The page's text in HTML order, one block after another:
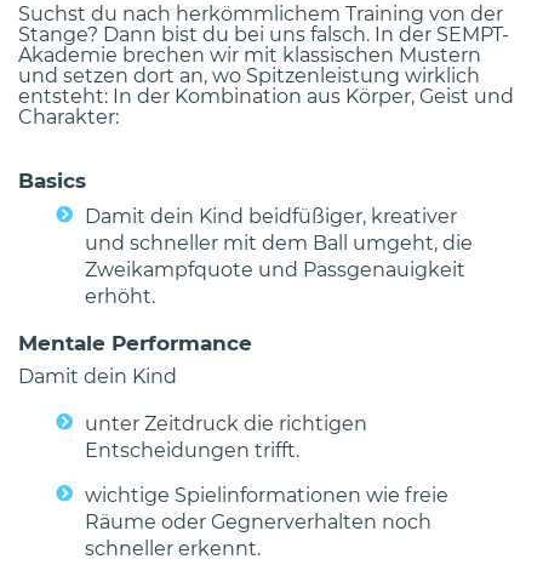
Suchst du nach herkömmlichem Training von der
Stange? Dann bist du bei uns falsch. In der SEMPT-
Akademie brechen wir mit klassischen Mustern
und setzen dort an, wo Spitzenleistung wirklich
entsteht: In der Kombination aus Körper, Geist und
Charakter:
Basics
Damit dein Kind beidfüßiger, kreativer
und schneller mit dem Ball umgeht, die
Zweikampfquote und Passgenauigkeit
erhöht.
Mentale Performance
Damit dein Kind
unter Zeitdruck die richtigen
Entscheidungen trifft.
wichtige Spielinformationen wie freie
Räume oder Gegnerverhalten noch
schneller erkennt.